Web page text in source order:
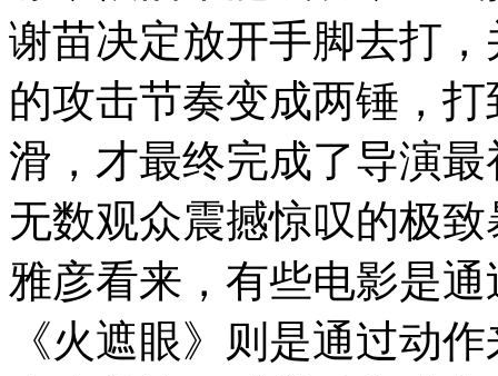
谢苗决定放开手脚去打
的攻击节奏变成两锤，
滑，才最终完成了导演
无数观众震撼惊叹的极
雅彦看来，有些电影是
《火遮眼》则是通过动